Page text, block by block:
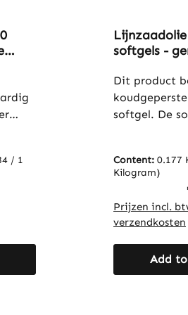
De
/ 1
softgels -
Vitalstoffe
Dit product
softgel. De
(varken) en
tocoferol
toegevoegd
behouden. Met 250 softgels per
verpakking
Content: 0.177
Kilogram)
Prijzen incl.
verzendkosten
Add